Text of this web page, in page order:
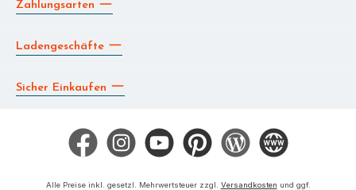
Zahlungsarten
Ladengeschäfte
Sicher Einkaufen
Facebook Instagram YouTube Pinterest Blog Die BERG App
Alle Preise inkl. gesetzl. Mehrwertsteuer zzgl. Versandkosten und ggf.